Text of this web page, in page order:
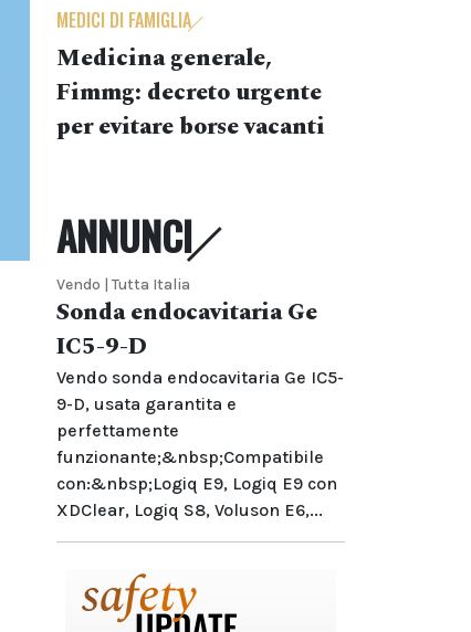
MEDICI DI FAMIGLIA
Medicina generale,
Fimmg: decreto urgente
per evitare borse vacanti
ANNUNCI
Vendo | Tutta Italia
Sonda endocavitaria Ge
IC5-9-D
Vendo sonda endocavitaria Ge IC5-
9-D, usata garantita e
perfettamente
funzionante;&nbsp;Compatibile
con:&nbsp;Logiq E9, Logiq E9 con
XDClear, Logiq S8, Voluson E6,...